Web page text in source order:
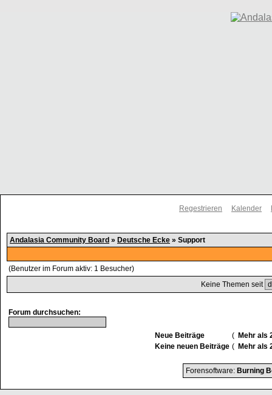
Regestrieren Kalender
Andalasia Community Board » Deutsche Ecke » Support
(Benutzer im Forum aktiv: 1 Besucher)
Keine Themen seit
Forum durchsuchen:
Neue Beiträge ( Mehr als
Keine neuen Beiträge ( Mehr als
Forensoftware: Burning